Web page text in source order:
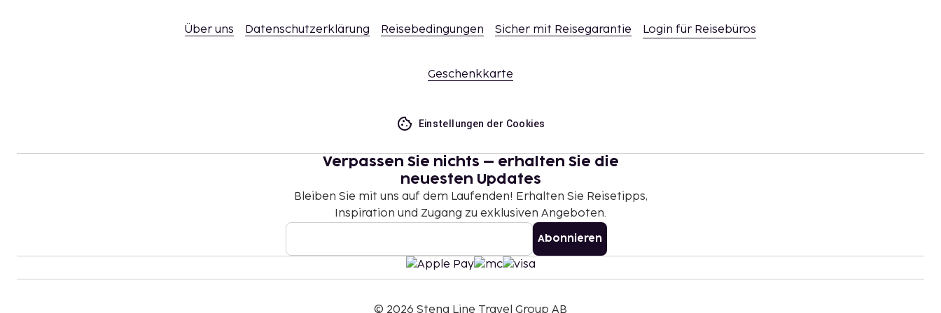
dieser Unterkunft nur bis zu einer Höhe von 500 EUR erlaubt. Weitere
Über uns Datenschutzerklärung Reisebedingungen Sicher mit Reisegarantie Login für Reisebüros
Geschenkkarte
Einstellungen der Cookies
Verpassen Sie nichts – erhalten Sie die
neuesten Updates
Bleiben Sie mit uns auf dem Laufenden! Erhalten Sie Reisetipps,
Inspiration und Zugang zu exklusiven Angeboten.
Abonnieren
© 2026 Stena Line Travel Group AB